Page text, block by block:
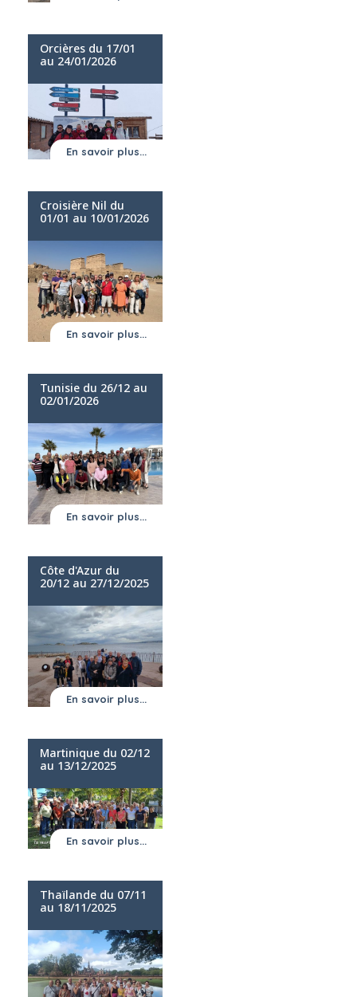
Orcières du 17/01
au 24/01/2026
En savoir plus...
Croisière Nil du
01/01 au 10/01/2026
En savoir plus...
Tunisie du 26/12 au
02/01/2026
En savoir plus...
Côte d'Azur du
20/12 au 27/12/2025
En savoir plus...
Martinique du 02/12
au 13/12/2025
En savoir plus...
Thaïlande du 07/11
au 18/11/2025